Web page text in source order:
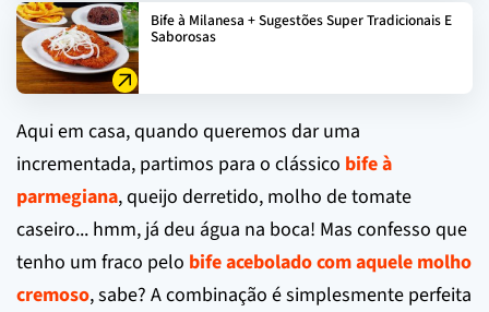
Bife à Milanesa + Sugestões Super Tradicionais E
Saborosas
Aqui em casa, quando queremos dar uma
incrementada, partimos para o clássico bife à
parmegiana, queijo derretido, molho de tomate
caseiro... hmm, já deu água na boca! Mas confesso que
tenho um fraco pelo bife acebolado com aquele molho
cremoso, sabe? A combinação é simplesmente perfeita